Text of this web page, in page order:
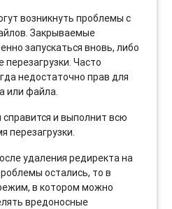
возникнуть проблемы с
Закрываемые
запускаться вновь, либо
перезагрузки. Часто
недостаточно прав для
или файла.
справится и выполнит всю
перезагрузки.
удаления редиректа на
остались, то в
в котором можно
вредоносные